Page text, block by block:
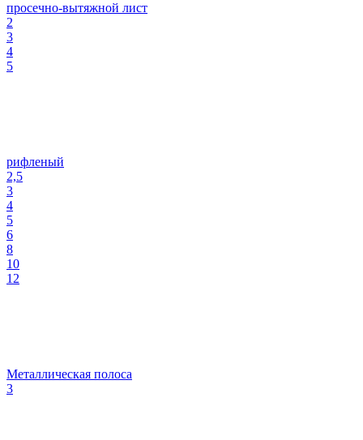
просечно-вытяжной лист
2
3
4
5
рифленый
2,5
3
4
5
6
8
10
12
Металлическая полоса
3